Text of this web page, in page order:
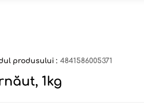
produsului : 4841586005371
1kg